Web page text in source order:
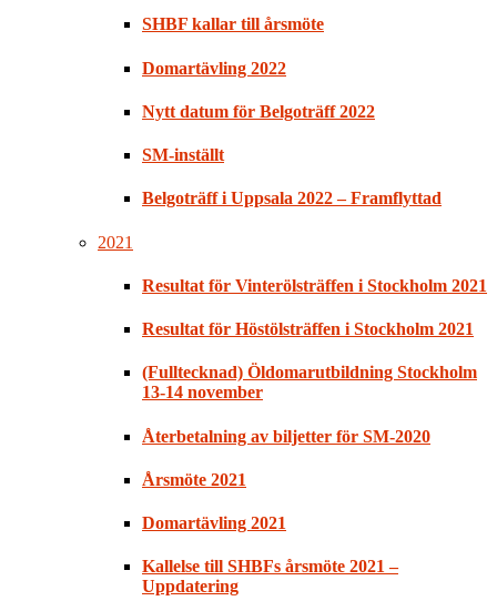
SHBF kallar till årsmöte
Domartävling 2022
Nytt datum för Belgoträff 2022
SM-inställt
Belgoträff i Uppsala 2022 – Framflyttad
2021
Resultat för Vinterölsträffen i Stockholm 2021
Resultat för Höstölsträffen i Stockholm 2021
(Fulltecknad) Öldomarutbildning Stockholm
13-14 november
Återbetalning av biljetter för SM-2020
Årsmöte 2021
Domartävling 2021
Kallelse till SHBFs årsmöte 2021 –
Uppdatering